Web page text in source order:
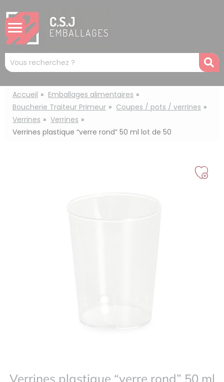
Mots
clés
:
Accueil
Emballages alimentaires
Boucherie Traiteur Primeur
Coupes / pots / verrines
Verrines
Verrines
Verrines plastique “verre rond” 50 ml lot de 50
Verrines plastique “verre rond” 50 ml